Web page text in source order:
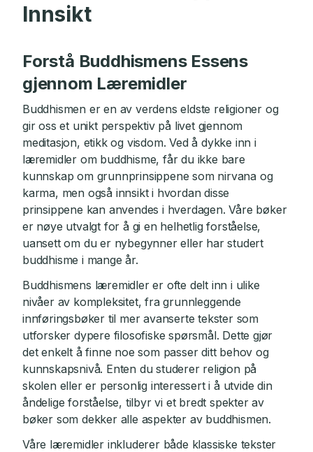
Innsikt
Forstå Buddhismens Essens
gjennom Læremidler
Buddhismen er en av verdens eldste religioner og
gir oss et unikt perspektiv på livet gjennom
meditasjon, etikk og visdom. Ved å dykke inn i
læremidler om buddhisme, får du ikke bare
kunnskap om grunnprinsippene som nirvana og
karma, men også innsikt i hvordan disse
prinsippene kan anvendes i hverdagen. Våre bøker
er nøye utvalgt for å gi en helhetlig forståelse,
uansett om du er nybegynner eller har studert
buddhisme i mange år.
Buddhismens læremidler er ofte delt inn i ulike
nivåer av kompleksitet, fra grunnleggende
innføringsbøker til mer avanserte tekster som
utforsker dypere filosofiske spørsmål. Dette gjør
det enkelt å finne noe som passer ditt behov og
kunnskapsnivå. Enten du studerer religion på
skolen eller er personlig interessert i å utvide din
åndelige forståelse, tilbyr vi et bredt spekter av
bøker som dekker alle aspekter av buddhismen.
Våre læremidler inkluderer både klassiske tekster